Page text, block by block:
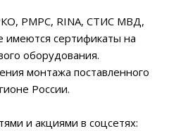
РМРС, RINA, СТИС МВД,
сертификаты на
оборудования.
монтажа поставленного
России.
и акциями в соцсетях: